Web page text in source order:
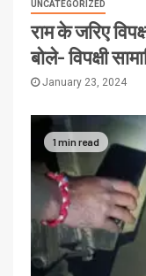
UNCATEGORIZED
राम के जरिए
बोले- विपक्षी
January 23, 2024
1 min read